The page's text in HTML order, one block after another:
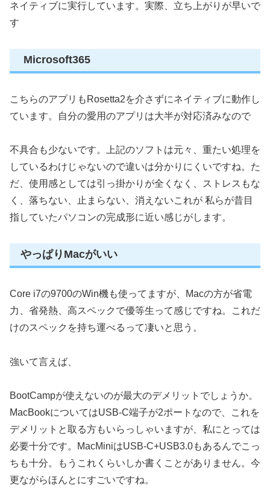
ネイティブに実行しています。実際、立ち上がりが早いで
す
Microsoft365
こちらのアプリもRosetta2を介さずにネイティブに動作し
ています。自分の愛用のアプリは大半が対応済みなので
不具合も少ないです。上記のソフトは元々、重たい処理を
しているわけじゃないので違いは分かりにくいですね。た
だ、使用感としては引っ掛かりが全くなく、ストレスもな
く、落ちない、止まらない、消えないこれが 私らが昔目
指していたパソコンの完成形に近い感じがします。
やっぱりMacがいい
Core i7の9700のWin機も使ってますが、Macの方が省電
力、省発熱、高スペックで優等生って感じですね。これだ
けのスペックを持ち運べるって凄いと思う。
強いて言えば、
BootCampが使えないのが最大のデメリットでしょうか。
MacBookについてはUSB-C端子が2ポートなので、これを
デメリットと取る方もいらっしゃいますが、私にとっては
必要十分です。MacMiniはUSB-C+USB3.0もあるんでこっ
ちも十分。もうこれくらいしか書くことがありません。今
更ながらほんとにすごいですね。